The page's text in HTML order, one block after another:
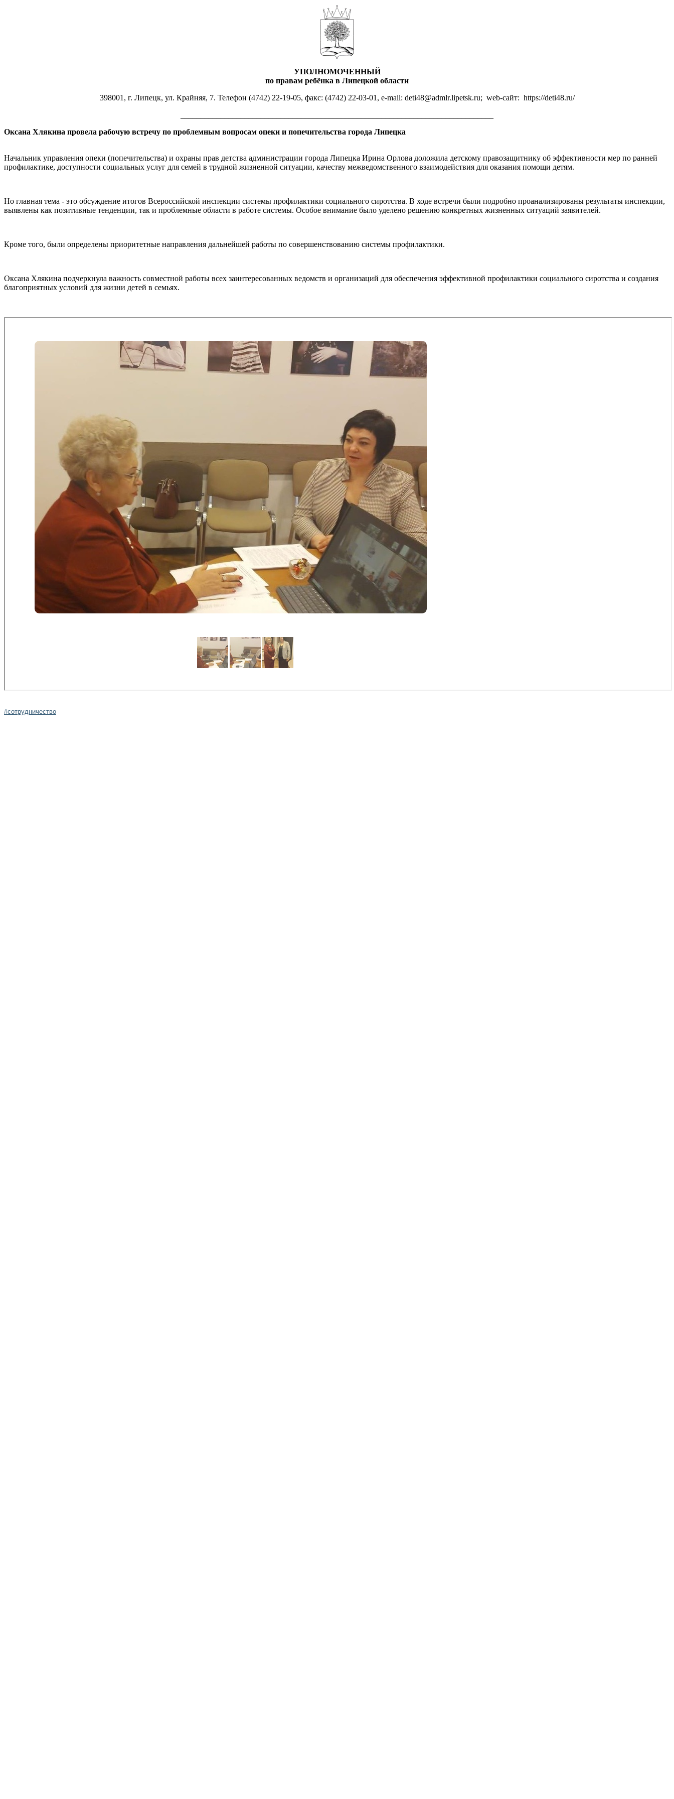
УПОЛНОМОЧЕННЫЙ
по правам ребёнка в Липецкой области
398001, г. Липецк, ул. Крайняя, 7. Телефон (4742) 22-19-05, факс: (4742) 22-03-01, e-mail: deti48@admlr.lipetsk.ru; web-сайт: https://deti48.ru/
Оксана Хлякина провела рабочую встречу по проблемным вопросам опеки и попечительства города Липецка
Начальник управления опеки (попечительства) и охраны прав детства администрации города Липецка Ирина Орлова доложила детскому правозащитнику об эффективности мер по ранней
профилактике, доступности социальных услуг для семей в трудной жизненной ситуации, качеству межведомственного взаимодействия для оказания помощи детям.
Но главная тема - это обсуждение итогов Всероссийской инспекции системы профилактики социального сиротства. В ходе встречи были подробно проанализированы результаты инспекции,
выявлены как позитивные тенденции, так и проблемные области в работе системы. Особое внимание было уделено решению конкретных жизненных ситуаций заявителей.
Кроме того, были определены приоритетные направления дальнейшей работы по совершенствованию системы профилактики.
Оксана Хлякина подчеркнула важность совместной работы всех заинтересованных ведомств и организаций для обеспечения эффективной профилактики социального сиротства и создания
благоприятных условий для жизни детей в семьях.
#сотрудничество